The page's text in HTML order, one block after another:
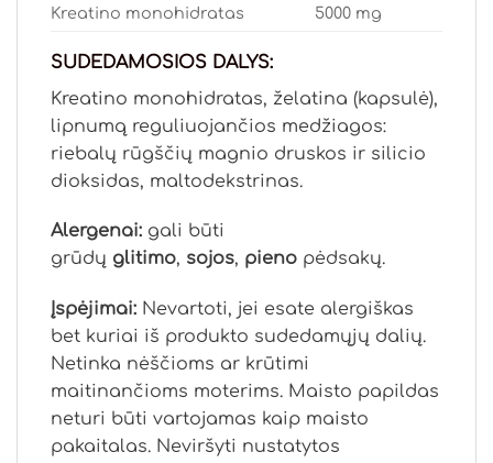
Kreatino monohidratas 5000 mg
SUDEDAMOSIOS DALYS:
Kreatino monohidratas, želatina (kapsulė),
lipnumą reguliuojančios medžiagos:
riebalų rūgščių magnio druskos ir silicio
dioksidas, maltodekstrinas.
Alergenai: gali būti
grūdų glitimo, sojos, pieno pėdsakų.
Įspėjimai: Nevartoti, jei esate alergiškas
bet kuriai iš produkto sudedamųjų dalių.
Netinka nėščioms ar krūtimi
maitinančioms moterims. Maisto papildas
neturi būti vartojamas kaip maisto
pakaitalas. Neviršyti nustatytos